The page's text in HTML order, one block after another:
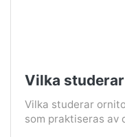
Vilka
Vilka studerar
som praktiseras av